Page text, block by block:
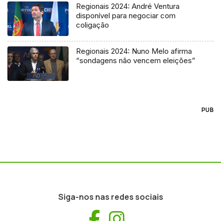
Regionais 2024: André Ventura
disponível para negociar com
coligação
Regionais 2024: Nuno Melo afirma
“sondagens não vencem eleições”
PUB
Siga-nos nas redes sociais